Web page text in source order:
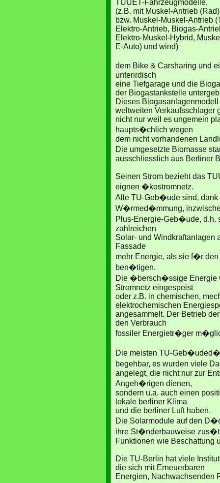
TUUET-Fahrzeugmodelle,
(z.B. mit Muskel-Antrieb
bzw. Muskel-Muskel-Antrieb
Elektro-Antrieb, Biogas-
Elektro-Muskel-Hybrid,
E-Auto) und wind)
dem Bike & Carsharing und
unterirdisch
eine Tiefgarage und die
der Biogastankstelle
Dieses
weltweiten Verkaufsschlager
nicht nur weil es ungemein
haupts�chlich wegen
dem nicht vorhandenen
Die umgesetzte Biomasse
ausschliesslich aus Berliner
Seinen Strom bezieht das
eignen �kostromnetz.
Alle TU-Geb�ude sind, dank
W�rmed�mmung,
Plus-Energie-Geb�ude, d.h.
zahlreichen
Solar- und Windkraftanlagen
Fassade
mehr Energie, als sie f�r
ben�tigen.
Die �bersch�ssige Energie
Stromnetz eingespeist
oder z.B. in chemischen,
elektrochemischen
angesammelt. Der Betrieb
den Verbrauch
fossiler Energietr�ger
Die meisten TU-
begehbar, es wurden viele
angelegt, die nicht nur zur
Angeh�rigen dienen,
sondern u.a. auch einen
lokale berliner Klima
und die berliner Luft haben.
Die Solarmodule auf den
ihre St�nderbauweise
Funktionen wie Beschattung
Die TU-Berlin hat viele
die sich mit Erneuerbaren
Energien, Nachwachsenden